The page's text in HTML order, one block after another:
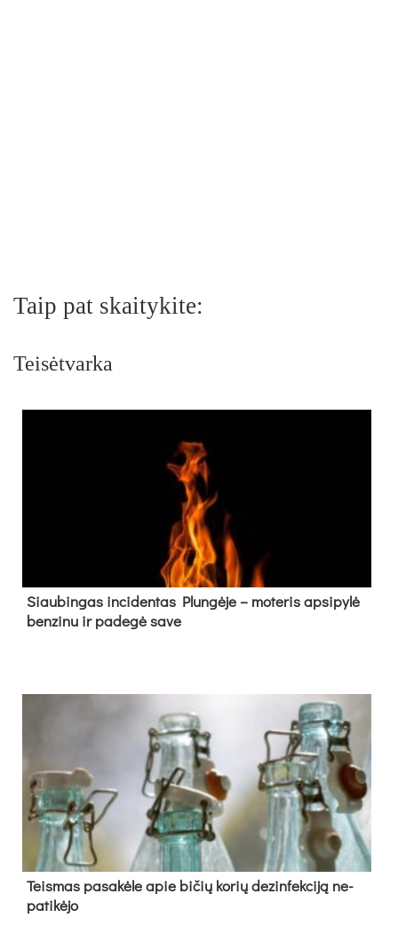
Taip pat skaitykite:
Teisėtvarka
Siau­bin­gas in­ci­den­tas Plun­gė­je – mo­te­ris ap­si­py­lė
ben­zi­nu ir pa­de­gė sa­ve
Teis­mas pa­sa­kė­le apie bi­čių ko­rių de­zin­fek­ci­ją ne­
pa­ti­kė­jo